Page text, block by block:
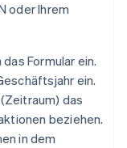
oder Ihrem
Formular ein.
ein.
das
beziehen.
in dem